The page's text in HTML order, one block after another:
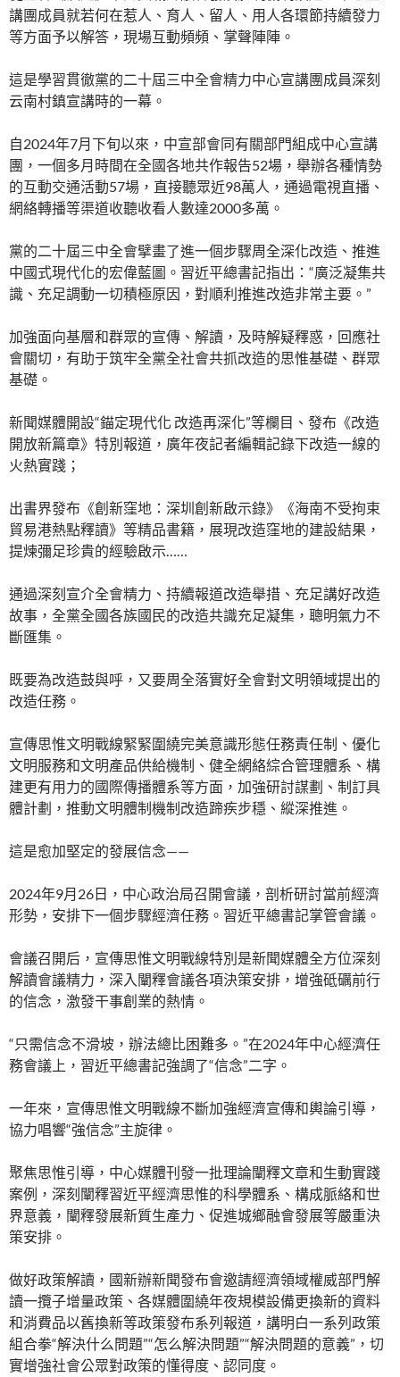
講團成員就若何在惹人、育人、留人、用人各環節持續發力
等方面予以解答，現場互動頻頻、掌聲陣陣。
這是學習貫徹黨的二十屆三中全會精力中心宣講團成員深刻
云南村鎮宣講時的一幕。
自2024年7月下旬以來，中宣部會同有關部門組成中心宣講
團，一個多月時間在全國各地共作報告52場，舉辦各種情勢
的互動交通活動57場，直接聽眾近98萬人，通過電視直播、
網絡轉播等渠道收聽收看人數達2000多萬。
黨的二十屆三中全會擘畫了進一個步驟周全深化改造、推進
中國式現代化的宏偉藍圖。習近平總書記指出：“廣泛凝集共
識、充足調動一切積極原因，對順利推進改造非常主要。”
加強面向基層和群眾的宣傳、解讀，及時解疑釋惑，回應社
會關切，有助于筑牢全黨全社會共抓改造的思惟基礎、群眾
基礎。
新聞媒體開設“錨定現代化 改造再深化”等欄目、發布《改造
開放新篇章》特別報道，廣年夜記者編輯記錄下改造一線的
火熱實踐；
出書界發布《創新窪地：深圳創新啟示錄》《海南不受拘束
貿易港熱點釋讀》等精品書籍，展現改造窪地的建設結果，
提煉彌足珍貴的經驗啟示……
通過深刻宣介全會精力、持續報道改造舉措、充足講好改造
故事，全黨全國各族國民的改造共識充足凝集，聰明氣力不
斷匯集。
既要為改造鼓與呼，又要周全落實好全會對文明領域提出的
改造任務。
宣傳思惟文明戰線緊緊圍繞完美意識形態任務責任制、優化
文明服務和文明產品供給機制、健全網絡綜合管理體系、構
建更有用力的國際傳播體系等方面，加強研討謀劃、制訂具
體計劃，推動文明體制機制改造蹄疾步穩、縱深推進。
這是愈加堅定的發展信念——
2024年9月26日，中心政治局召開會議，剖析研討當前經濟
形勢，安排下一個步驟經濟任務。習近平總書記掌管會議。
會議召開后，宣傳思惟文明戰線特別是新聞媒體全方位深刻
解讀會議精力，深入闡釋會議各項決策安排，增強砥礪前行
的信念，激發干事創業的熱情。
“只需信念不滑坡，辦法總比困難多。”在2024年中心經濟任
務會議上，習近平總書記強調了“信念”二字。
一年來，宣傳思惟文明戰線不斷加強經濟宣傳和輿論引導，
協力唱響“強信念”主旋律。
聚焦思惟引導，中心媒體刊發一批理論闡釋文章和生動實踐
案例，深刻闡釋習近平經濟思惟的科學體系、構成脈絡和世
界意義，闡釋發展新質生產力、促進城鄉融會發展等嚴重決
策安排。
做好政策解讀，國新辦新聞發布會邀請經濟領域權威部門解
讀一攬子增量政策、各媒體圍繞年夜規模設備更換新的資料
和消費品以舊換新等政策發布系列報道，講明白一系列政策
組合拳“解決什么問題”“怎么解決問題”“解決問題的意義”，切
實增強社會公眾對政策的懂得度、認同度。